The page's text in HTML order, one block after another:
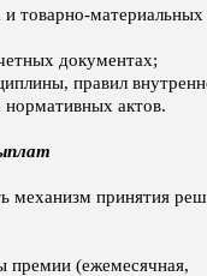
товарно-материальных
документах;
правил
нормативных актов.
механизм принятия
премии (ежемесячная,